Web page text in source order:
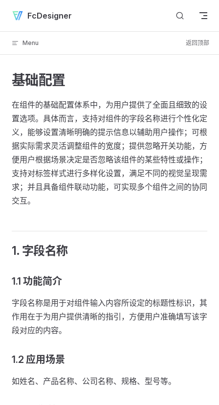
Skip to content
FcDesigner
Menu 返回顶部
基础配置
在组件的基础配置体系中，为用户提供了全面且细致的设
置选项。具体而言，支持对组件的字段名称进行个性化定
义，能够设置清晰明确的提示信息以辅助用户操作；可根
据实际需求灵活调整组件的宽度；提供忽略开关功能，方
便用户根据场景决定是否忽略该组件的某些特性或操作；
支持对标签样式进行多样化设置，满足不同的视觉呈现需
求；并且具备组件联动功能，可实现多个组件之间的协同
交互。
1. 字段名称
1.1 功能简介
字段名称是用于对组件输入内容所设定的标题性标识，其
作用在于为用户提供清晰的指引，方便用户准确填写该字
段对应的内容。
1.2 应用场景
如姓名、产品名称、公司名称、规格、型号等。